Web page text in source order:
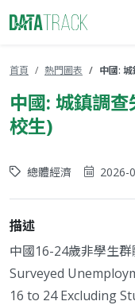
首頁 熱門圖表 中國:
中國: 城鎮調
校生)
總體經濟 2026-
描述
中國16-24歲非學生
Surveyed
16 to 24 Excluding